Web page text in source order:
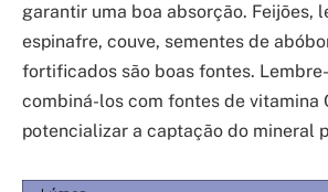
garantir uma boa absorção. Feijões,
espinafre, couve, sementes de
fortificados são boas fontes.
combiná-los com fontes de vitamina
potencializar a captação do mineral